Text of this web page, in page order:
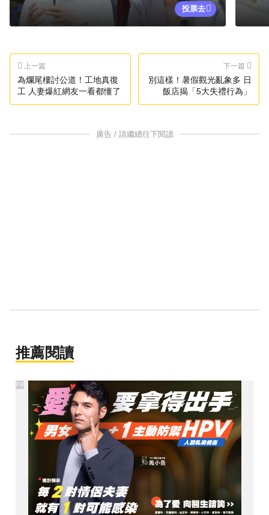
投票去
上一篇
為爛尾樓討公道！工地真復
工 人妻爆紅網友一看都懂了
下一篇
別這樣！暑假觀光亂象多 日
飯店揭「5大失禮行為」
廣告 / 請繼續往下閱讀
推薦閱讀
PR